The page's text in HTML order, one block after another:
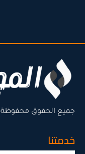
جميع الحقوق محفوظة
خدمتنا